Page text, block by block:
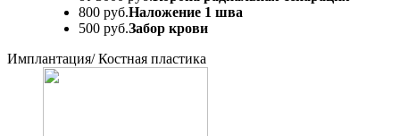
800 руб.Наложение 1 шва
500 руб.Забор крови
Имплантация/ Костная пластика